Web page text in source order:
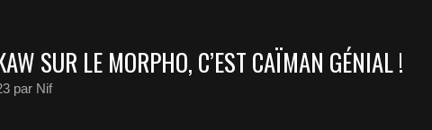
SUR LE MORPHO, C’EST CAÏMAN GÉNIAL !
par Nif